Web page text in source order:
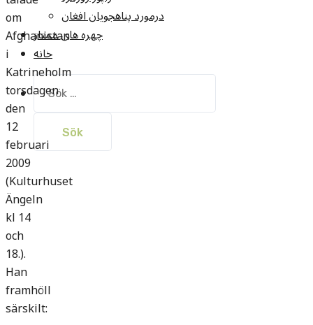
درمورد پناهجويان افغان
چهره های ممتاز
خانه
efter:
om
Afghanistan
i
Katrineholm
torsdagen
den
12
februari
2009
(Kulturhuset
Ängeln
kl 14
och
18.).
Han
framhöll
särskilt: